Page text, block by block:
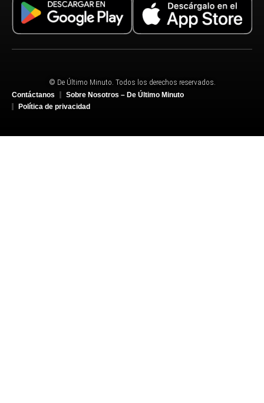
© De Último Minuto. Todos los derechos reservados.
Contáctanos
Sobre Nosotros – De Último Minuto
Política de privacidad